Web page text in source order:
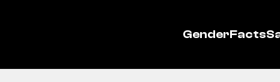
GenderFacts